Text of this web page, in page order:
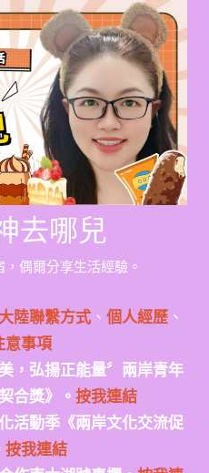
去哪兒
偶爾分享生活經驗。
陸聯繫方式、 個人經歷、
意事項
，弘揚正能量〞兩岸青年
合獎》。 按我連結
活動季《兩岸文化交流促
按我連結